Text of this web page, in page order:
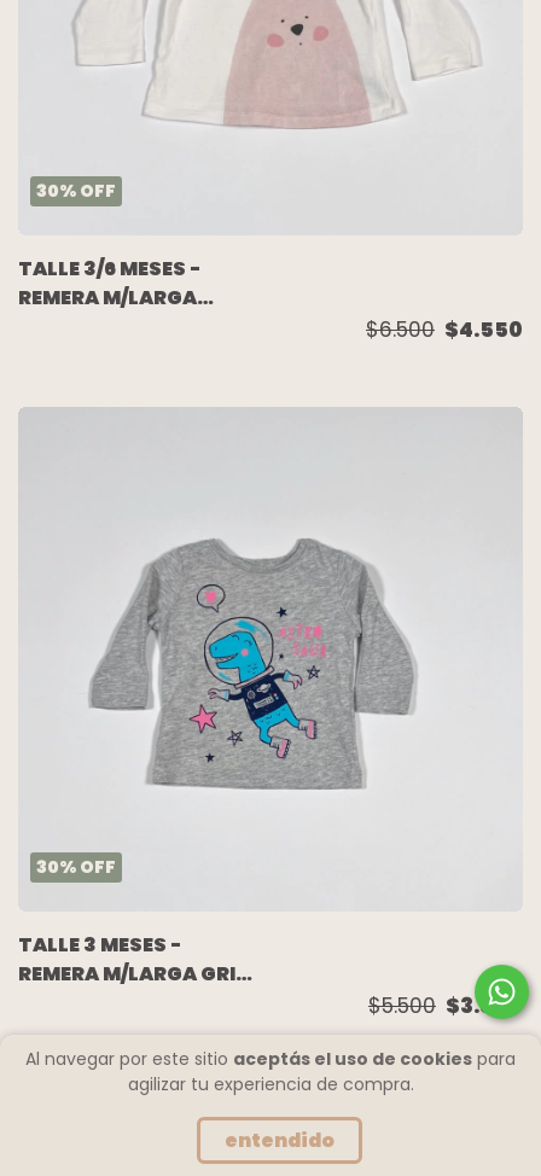
Al navegar por este sitio aceptás el uso de cookies para
agilizar tu experiencia de compra.
entendido
30% OFF
TALLE 3/6 MESES -
REMERA M/LARGA
$6.500 $4.550
30% OFF
TALLE 3 MESES -
REMERA M/LARGA GRIS
$5.500 $3.850